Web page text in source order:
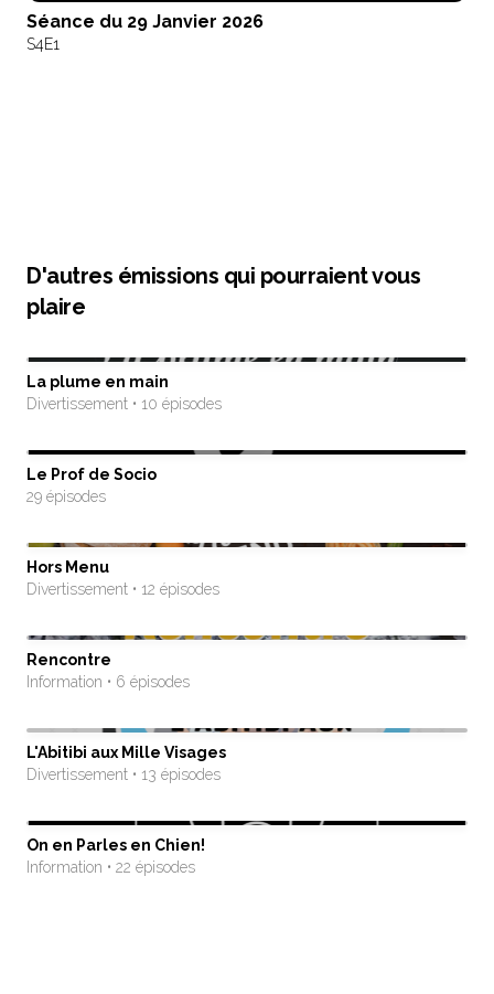
Séance du 29 Janvier 2026
S4E1
D'autres émissions qui pourraient vous
plaire
La plume en main
Divertissement • 10 épisodes
Le Prof de Socio
29 épisodes
Hors Menu
Divertissement • 12 épisodes
Rencontre
Information • 6 épisodes
L'Abitibi aux Mille Visages
Divertissement • 13 épisodes
On en Parles en Chien!
Information • 22 épisodes